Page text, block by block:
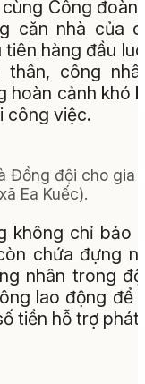
Công đoàn
căn nhà của
hàng đầu
công
hoàn cảnh khó
công việc.
Đồng đội cho gia
Ea Kuếc).
không chỉ bảo
chứa đựng
nhân trong
lao động để
tiền hỗ trợ phát